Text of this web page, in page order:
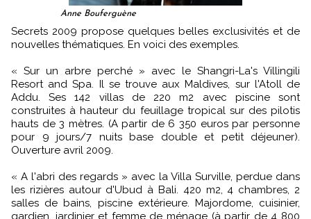
Anne Bouferguène
Secrets 2009 propose quelques belles exclusivités et de
nouvelles thématiques. En voici des exemples.
« Sur un arbre perché » avec le Shangri-La's Villingili
Resort and Spa. Il se trouve aux Maldives, sur l'Atoll de
Addu. Ses 142 villas de 220 m2 avec piscine sont
construites à hauteur du feuillage tropical sur des pilotis
hauts de 3 mètres. (A partir de 6 350 euros par personne
pour 9 jours/7 nuits base double et petit déjeuner).
Ouverture avril 2009.
« A l'abri des regards » avec la Villa Surville, perdue dans
les rizières autour d'Ubud à Bali. 420 m2, 4 chambres, 2
salles de bains, piscine extérieure. Majordome, cuisinier,
gardien, jardinier et femme de ménage (à partir de 4 800